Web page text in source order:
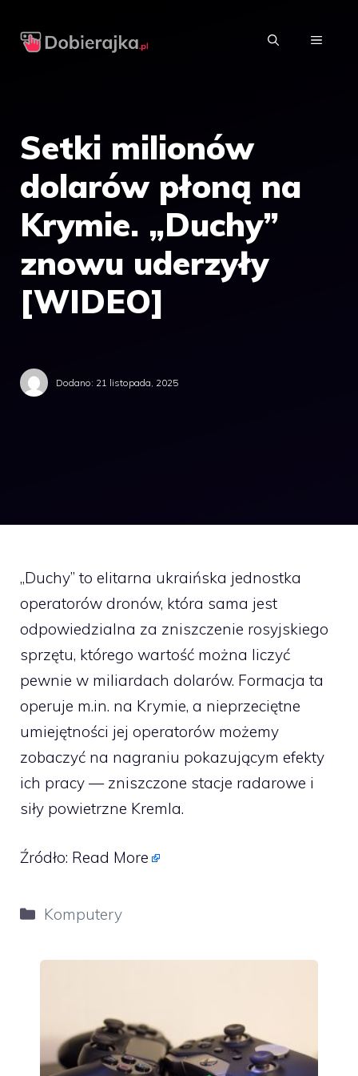
MENU
Setki milionów
dolarów płoną na
Krymie. „Duchy”
znowu uderzyły
[WIDEO]
Dodano: 21 listopada, 2025
„Duchy” to elitarna ukraińska jednostka
operatorów dronów, która sama jest
odpowiedzialna za zniszczenie rosyjskiego
sprzętu, którego wartość można liczyć
pewnie w miliardach dolarów. Formacja ta
operuje m.in. na Krymie, a nieprzeciętne
umiejętności jej operatorów możemy
zobaczyć na nagraniu pokazującym efekty
ich pracy — zniszczone stacje radarowe i
siły powietrzne Kremla.
Źródło: Read More
Kategorie
Komputery